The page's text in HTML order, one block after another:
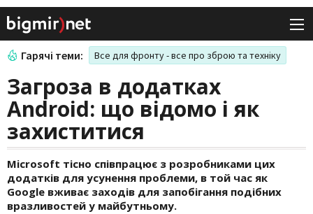
Гарячі теми: Все для фронту - все про зброю та техніку
Загроза в додатках
Android: що відомо і як
захиститися
Microsoft тісно співпрацює з розробниками цих
додатків для усунення проблеми, в той час як
Google вживає заходів для запобігання подібних
вразливостей у майбутньому.